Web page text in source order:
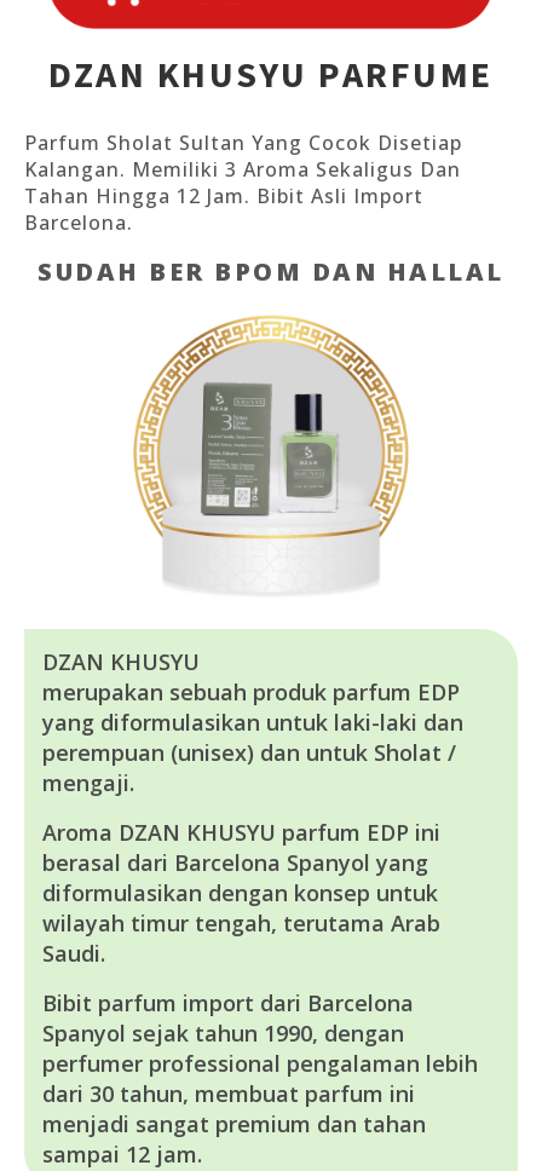
DZAN KHUSYU PARFUME​
Parfum Sholat Sultan Yang Cocok Disetiap
Kalangan. Memiliki 3 Aroma Sekaligus Dan
Tahan Hingga 12 Jam. Bibit Asli Import
Barcelona.
SUDAH BER BPOM DAN HALLAL
DZAN KHUSYU
merupakan sebuah produk parfum EDP
yang diformulasikan untuk laki-laki dan
perempuan (unisex) dan untuk Sholat /
mengaji.
Aroma DZAN KHUSYU parfum EDP ini
berasal dari Barcelona Spanyol yang
diformulasikan dengan konsep untuk
wilayah timur tengah, terutama Arab
Saudi.
Bibit parfum import dari Barcelona
Spanyol sejak tahun 1990, dengan
perfumer professional pengalaman lebih
dari 30 tahun, membuat parfum ini
menjadi sangat premium dan tahan
sampai 12 jam.